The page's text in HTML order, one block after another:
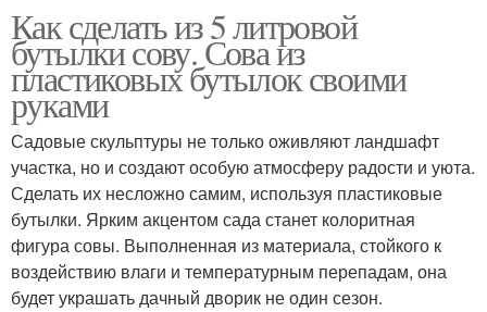
Кашпо из пластиковой
бутылки
Горшков из
Горшки из пластиковых
бутылок
Кашпо из пластиковых
бутылок
Как сделать из 5 литровой
бутылки сову. Сова из
пластиковых бутылок своими
руками
Садовые скульптуры не только оживляют ландшафт
участка, но и создают особую атмосферу радости и уюта.
Сделать их несложно самим, используя пластиковые
бутылки. Ярким акцентом сада станет колоритная
фигура совы. Выполненная из материала, стойкого к
воздействию влаги и температурным перепадам, она
будет украшать дачный дворик не один сезон.